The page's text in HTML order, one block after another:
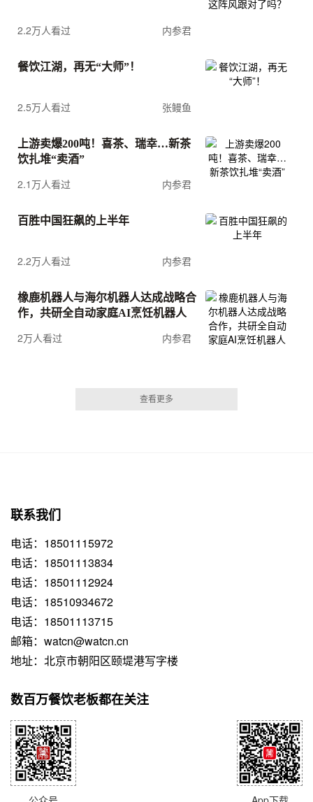
2.2万人看过 内参君
餐饮江湖，再无“大师”！
2.5万人看过 张鳗鱼
上游卖爆200吨！喜茶、瑞幸…新茶
饮扎堆“卖酒”
2.1万人看过 内参君
百胜中国狂飙的上半年
2.2万人看过 内参君
橡鹿机器人与海尔机器人达成战略合
作，共研全自动家庭AI烹饪机器人
2万人看过 内参君
查看更多
联系我们
电话：18501115972
电话：18501113834
电话：18501112924
电话：18510934672
电话：18501113715
邮箱：watcn@watcn.cn
地址：北京市朝阳区颐堤港写字楼
数百万餐饮老板都在关注